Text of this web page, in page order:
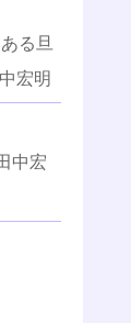
る旦
宏明
中宏